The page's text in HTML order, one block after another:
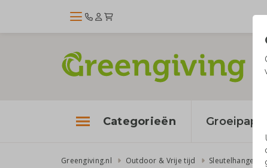
Categorieën Groeipapier
Greengiving.nl Outdoor & Vrije tijd Sleutelhangers